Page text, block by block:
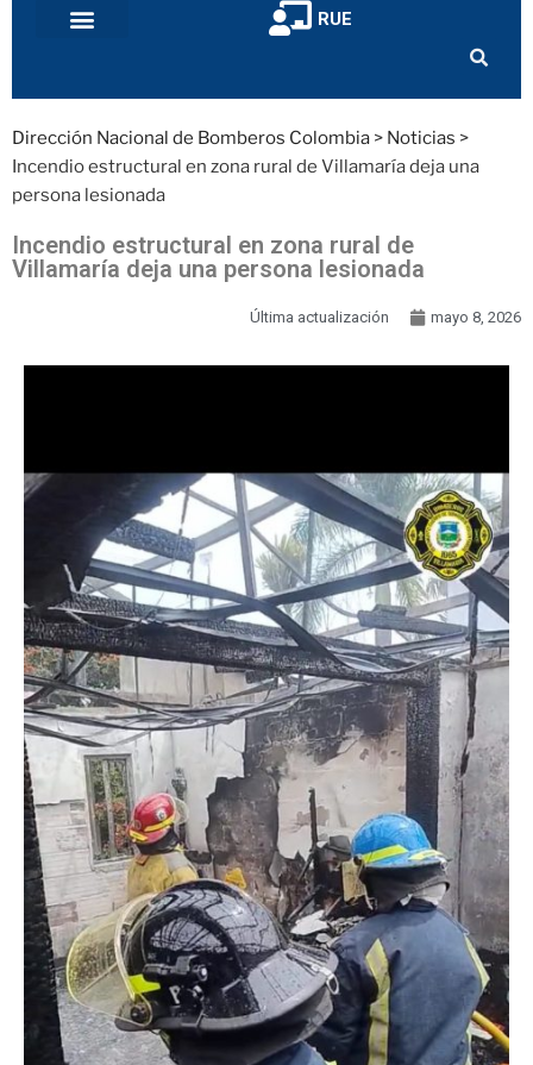
RUE
Dirección Nacional de Bomberos Colombia > Noticias >
Incendio estructural en zona rural de Villamaría deja una
persona lesionada
Incendio estructural en zona rural de
Villamaría deja una persona lesionada
Última actualización mayo 8, 2026